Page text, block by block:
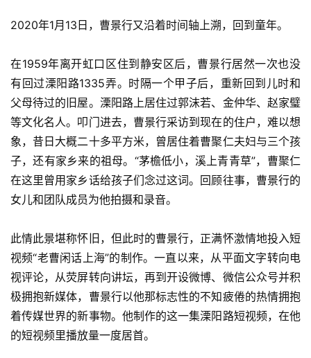
2020年1月13日，曹景行又沿着时间轴上溯，回到童年。
在1959年离开虹口区住到静安区后，曹景行居然一次也没
有回过溧阳路1335弄。时隔一个甲子后，重新回到儿时和
父母待过的旧屋。溧阳路上居住过郭沫若、金仲华、赵家璧
等文化名人。叩门进去，曹景行采访到现在的住户，难以想
象，昔日大概二十多平方米，曾居住着曹聚仁夫妇与三个孩
子，还有家乡来的祖母。“茅檐低小，溪上青青草”，曹聚仁
在这里曾用家乡话给孩子们念过这词。回顾往事，曹景行的
女儿和团队成员为他拍摄和录音。
此情此景堪称怀旧，但此时的曹景行，正满怀激情地投入短
视频“老曹闲话上海”的制作。一直以来，从平面文字转向电
视评论，从荧屏转向讲坛，再到开设微博、微信公众号并积
极拥抱新媒体，曹景行以他那标志性的不知疲倦的热情拥抱
着传媒世界的新事物。他制作的这一集溧阳路短视频，在他
的短视频里播放量一度居首。